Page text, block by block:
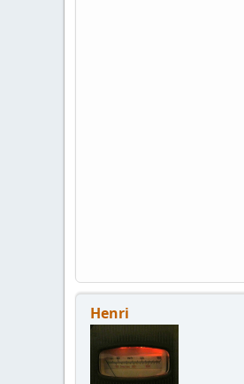
Henri